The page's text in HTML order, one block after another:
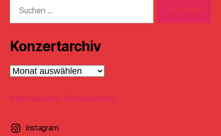
nach:
Konzertarchiv
Konzertarchiv
Impressum/ Datenschutz
Instagram